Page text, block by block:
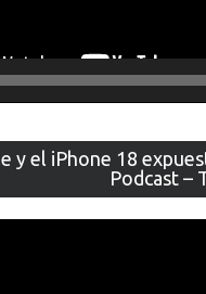
y el iPhone 18
Podcast –